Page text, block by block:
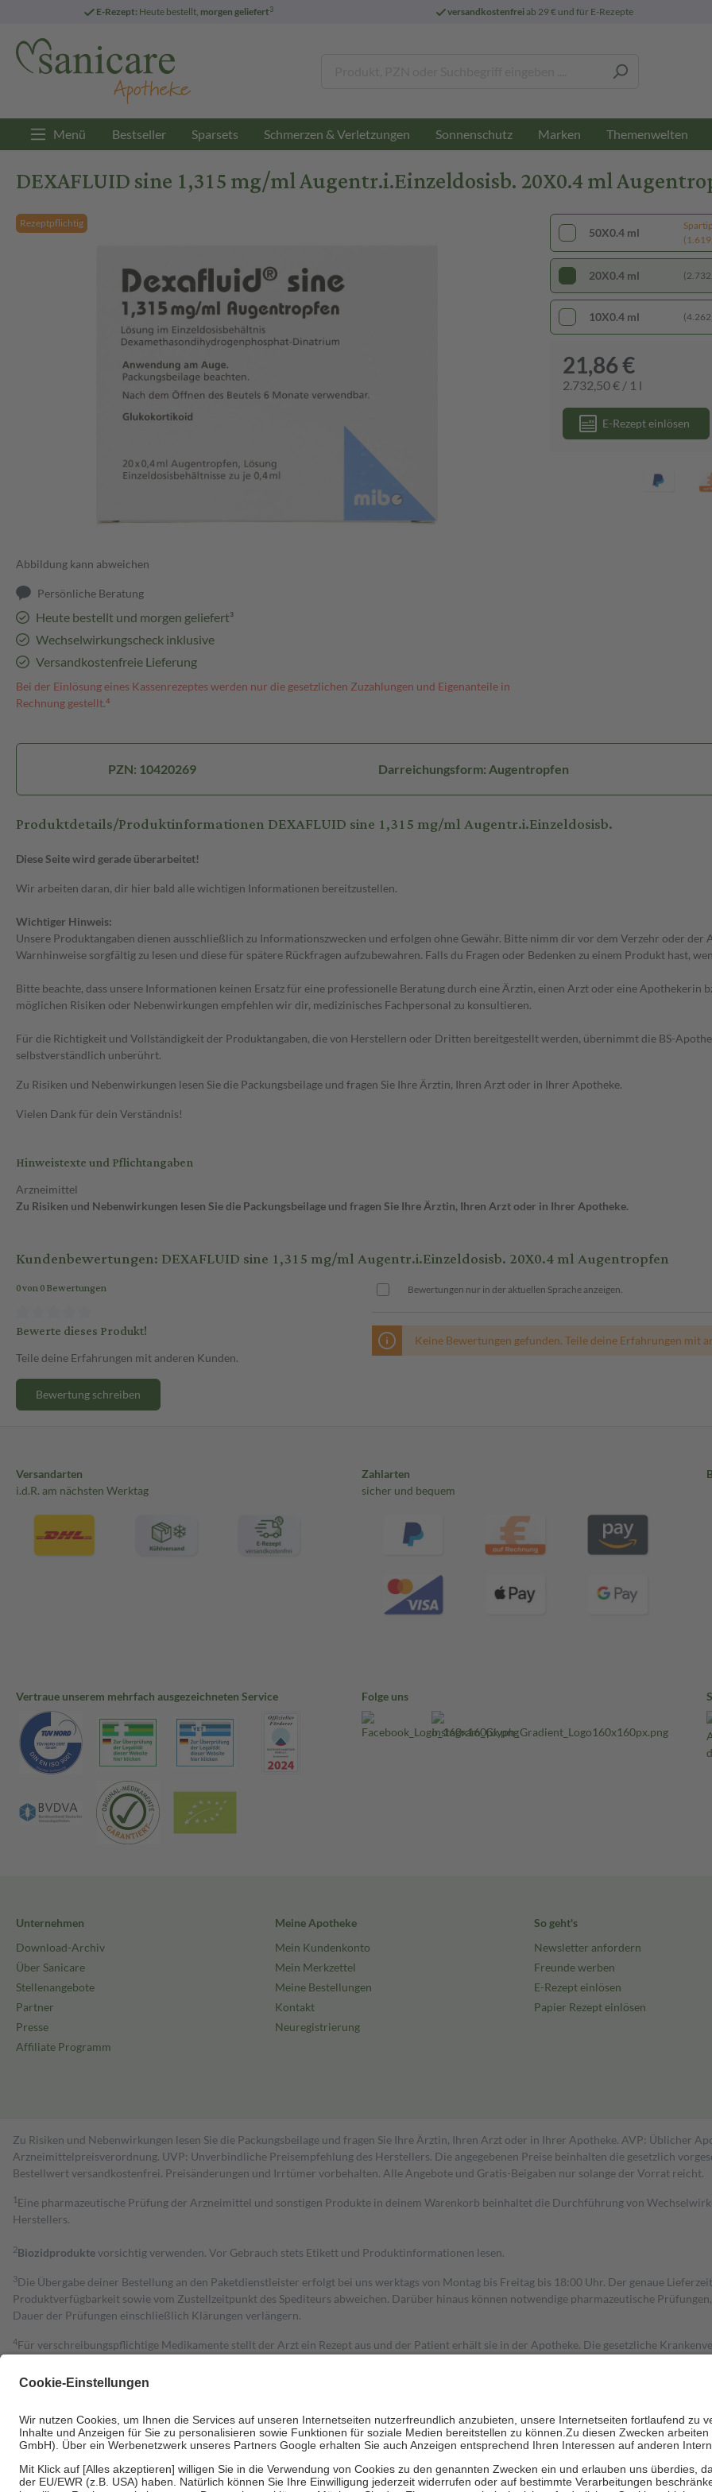
E-Rezept: Heute bestellt, morgen geliefert3 versandkostenfreiab 29 € und für E-Rezepte
Menü Bestseller Sparsets Schmerzen & Verletzungen Sonnenschutz Marken Themenwelten
DEXAFLUID sine 1,315 mg/ml Augentr.i.Einzeldosisb. 20X0.4 ml
Rezeptpflichtig
Abbildung kann abweichen
Persönliche Beratung
Heute bestellt und morgen geliefert³
Wechselwirkungscheck inklusive
Versandkostenfreie Lieferung
Bei der Einlösung eines Kassenrezeptes werden nur die gesetzlichen Zuzahlungen und Eigenanteile in
Rechnung gestellt.⁴
50X0.4 ml
20X0.4 ml
10X0.4 ml
21,86 €
2.732,50 € / 1 l
E-Rezept einlösen
PZN: 10420269 Darreichungsform: Augentropfen
Produktdetails/Produktinformationen DEXAFLUID sine 1,315 mg/ml Augentr.i.Einzeldosisb.
Diese Seite wird gerade überarbeitet!
Wir arbeiten daran, dir hier bald alle wichtigen Informationen bereitzustellen.
Wichtiger Hinweis:
Unsere Produktangaben dienen ausschließlich zu Informationszwecken und erfolgen ohne Gewähr. Bitte nimm dir vor dem Verzehr oder
Warnhinweise sorgfältig zu lesen und diese für spätere Rückfragen aufzubewahren. Falls du Fragen oder Bedenken zu einem Produkt hast,
Bitte beachte, dass unsere Informationen keinen Ersatz für eine professionelle Beratung durch eine Ärztin, einen Arzt oder eine Apothekerin
möglichen Risiken oder Nebenwirkungen empfehlen wir dir, medizinisches Fachpersonal zu konsultieren.
Für die Richtigkeit und Vollständigkeit der Produktangaben, die von Herstellern oder Dritten bereitgestellt werden, übernimmt die BS-
selbstverständlich unberührt.
Zu Risiken und Nebenwirkungen lesen Sie die Packungsbeilage und fragen Sie Ihre Ärztin, Ihren Arzt oder in Ihrer Apotheke.
Vielen Dank für dein Verständnis!
Hinweistexte und Pflichtangaben
Arzneimittel
Zu Risiken und Nebenwirkungen lesen Sie die Packungsbeilage und fragen Sie Ihre Ärztin, Ihren Arzt oder in Ihrer Apotheke.
Kundenbewertungen: DEXAFLUID sine 1,315 mg/ml Augentr.i.Einzeldosisb. 20X0.4 ml Augentropfen
0 von 0 Bewertungen
Bewerte dieses Produkt!
Teile deine Erfahrungen mit anderen Kunden.
Bewertung schreiben
Bewertungen nur in der aktuellen Sprache anzeigen.
Keine Bewertungen gefunden. Teile deine Erfahrungen mit
Versandarten
i.d.R. am nächsten Werktag
Zahlarten
sicher und bequem
Vertraue unserem mehrfach ausgezeichneten Service Folge uns
Unternehmen
Download-Archiv
Über Sanicare
Stellenangebote
Partner
Presse
Affiliate Programm
Meine Apotheke
Mein Kundenkonto
Mein Merkzettel
Meine Bestellungen
Kontakt
Neuregistrierung
So geht's
Newsletter anfordern
Freunde werben
E-Rezept einlösen
Papier Rezept einlösen
Zu Risiken und Nebenwirkungen lesen Sie die Packungsbeilage und fragen Sie Ihre Ärztin, Ihren Arzt oder in Ihrer Apotheke. AVP: Üblicher
Arzneimittelpreisverordnung. UVP: Unverbindliche Preisempfehlung des Herstellers. Die angegebenen Preise beinhalten die gesetzlich
Bestell­wert versand­kosten­frei. Preisänderungen und Irrtümer vorbehalten. Alle Angebote und Gratis-Beigaben nur solange der Vorrat reicht.
1 Eine pharmazeutische Prüfung der Arzneimittel und sonstigen Produkte in deinem Warenkorb beinhaltet die Durchführung von
Herstellers.
2Biozidproduktevorsichtig verwenden. Vor Gebrauch stets Etikett und Produktinformationen lesen.
3Die Übergabe deiner Bestellung an den Paketdienstleister erfolgt bei uns werktags von Montag bis Freitag bis 18:00 Uhr. Der genaue
Produktverfügbarkeit sowie vom Zustellzeitpunkt des Spediteurs abweichen. Darüber hinaus können notwendige pharmazeutische
Dauer der Prüfungen einschließlich Klärungen verlängern.
4Für verschreibungspflichtige Medikamente stellt der Arzt ein Rezept aus und der Patient erhält sie in der Apotheke. Die gesetzliche
Grundsätzlich leisten Mitglieder Zuzahlungen in Höhe von zehn Prozent des Abgabepreises,
Bei Heilmitteln und häuslicher Krankenpflege beträgt die Zuzahlung zehn Prozent der Kosten sowie zehn Euro je Verordnung.
Um das Engagement der Versicherten für ihre eigene Gesundheit zu stärken und die besondere Stellung der Familie zu unterstützen, fallen
• Untersuchungen zur Vorsorge und Früherkennung, die von der GKV getragen werden